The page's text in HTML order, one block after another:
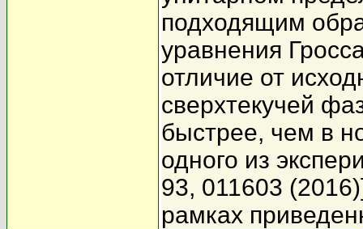
подходящим
уравнения
отличие от
сверхтекучей
быстрее, чем в
одного из
93, 011603
рамках